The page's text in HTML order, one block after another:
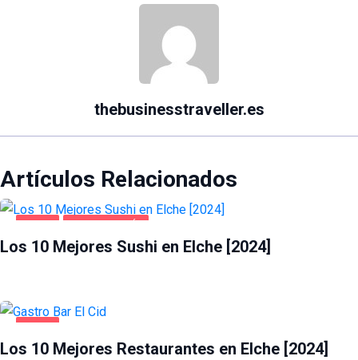
thebusinesstraveller.es
Artículos Relacionados
Los 10 Mejores Sushi en Elche [2024]
GASTRONOMÍA
Los 10 Mejores Restaurantes en Elche [2024]